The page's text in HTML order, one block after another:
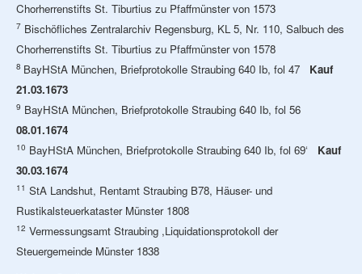
Chorherrenstifts St. Tiburtius zu Pfaffmünster von 1573
7 Bischöfliches Zentralarchiv Regensburg, KL 5, Nr. 110, Salbuch des
Chorherrenstifts St. Tiburtius zu Pfaffmünster von 1578
8 BayHStA München, Briefprotokolle Straubing 640 Ib, fol 47 Kauf
21.03.1673
9 BayHStA München, Briefprotokolle Straubing 640 Ib, fol 56
08.01.1674
10 BayHStA München, Briefprotokolle Straubing 640 Ib, fol 69‘ Kauf
30.03.1674
11 StA Landshut, Rentamt Straubing B78, Häuser- und
Rustikalsteuerkataster Münster 1808
12 Vermessungsamt Straubing ,Liquidationsprotokoll der
Steuergemeinde Münster 1838